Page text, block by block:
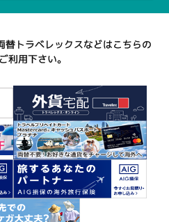
替トラベレックスなどはこちらの
利用下さい。